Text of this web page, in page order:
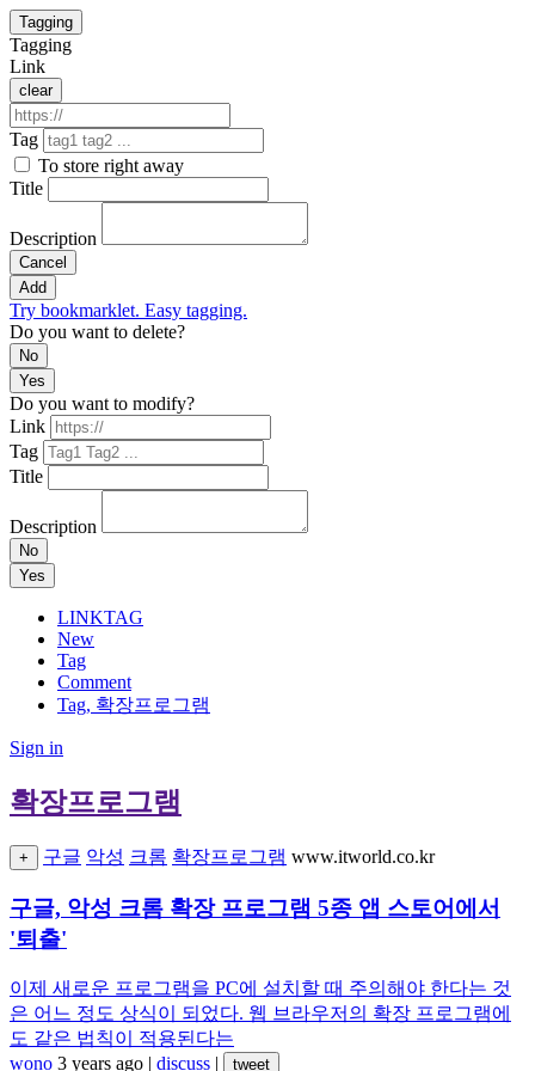
Tagging
Tagging
Link
clear
Tag
To store right away
Title
Description
Cancel
Add
Try bookmarklet. Easy tagging.
Do you want to delete?
No
Yes
Do you want to modify?
Link
Tag
Title
Description
No
Yes
LINKTAG
New
Tag
Comment
Tag, 확장프로그램
Sign in
확장프로그램
+ 구글 악성 크롬 확장프로그램 www.itworld.co.kr
구글, 악성 크롬 확장 프로그램 5종 앱 스토어에서
'퇴출'
이제 새로운 프로그램을 PC에 설치할 때 주의해야 한다는 것
은 어느 정도 상식이 되었다. 웹 브라우저의 확장 프로그램에
도 같은 법칙이 적용된다는
wono 3 years ago | discuss | tweet